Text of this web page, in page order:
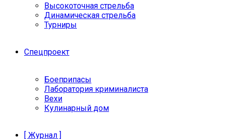
Высокоточная стрельба
Динамическая стрельба
Турниры
Спецпроект
Боеприпасы
Лаборатория криминалиста
Вехи
Кулинарный дом
[ Журнал ]